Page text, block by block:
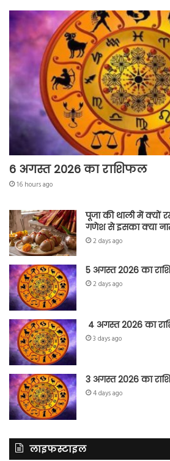
6 अगस्त 2026 का राशिफल
16 hours ago
पूजा की थाली में क्यों
गणेश से इसका क्या
2 days ago
5 अगस्त 2026 का
2 days ago
4 अगस्त 2026 का
3 days ago
3 अगस्त 2026 का
4 days ago
लाइफस्टाइल